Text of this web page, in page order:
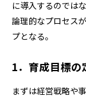
に導入するのでは
論理的なプロセス
プとなる。
1．育成目標の
まずは経営戦略や